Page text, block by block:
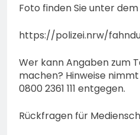
Foto finden Sie unter
https://polizei.nrw/
Wer kann Angaben zum
machen? Hinweise
0800 2361 111 entgegen.
Rückfragen für